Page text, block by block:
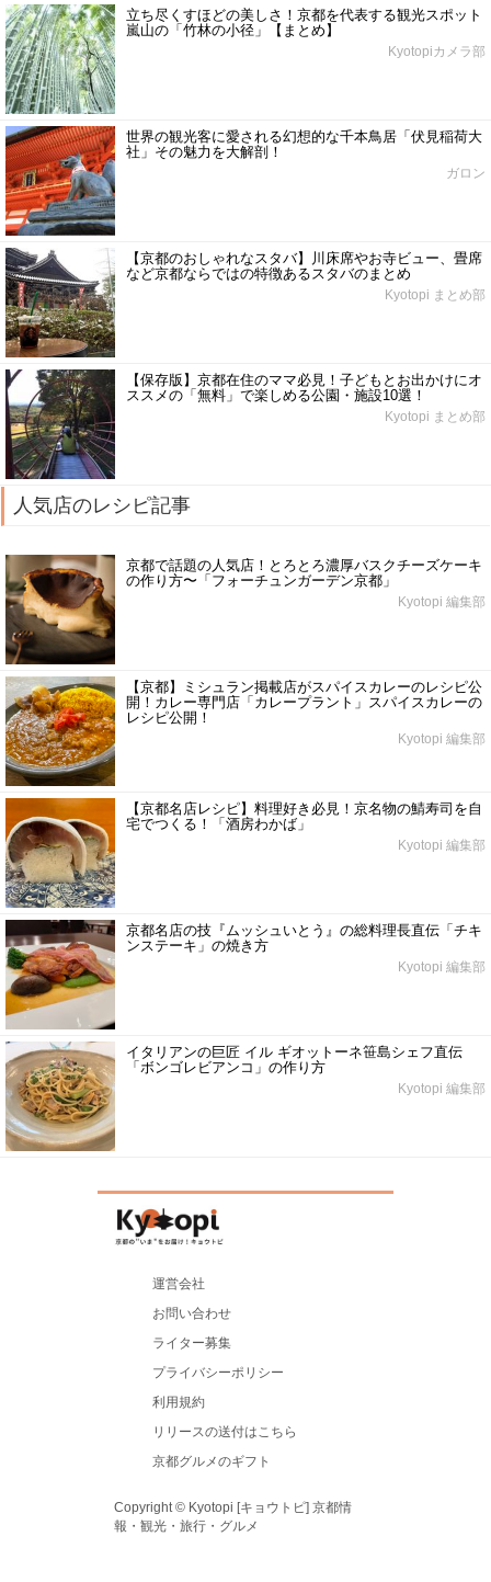
立ち尽くすほどの美しさ！京都を代表する観光スポット
嵐山の「竹林の小径」【まとめ】
Kyotopiカメラ部
世界の観光客に愛される幻想的な千本鳥居「伏見稲荷大
社」その魅力を大解剖！
ガロン
【京都のおしゃれなスタバ】川床席やお寺ビュー、畳席
など京都ならではの特徴あるスタバのまとめ
Kyotopi まとめ部
【保存版】京都在住のママ必見！子どもとお出かけにオ
ススメの「無料」で楽しめる公園・施設10選！
Kyotopi まとめ部
人気店のレシピ記事
京都で話題の人気店！とろとろ濃厚バスクチーズケーキ
の作り方〜「フォーチュンガーデン京都」
Kyotopi 編集部
【京都】ミシュラン掲載店がスパイスカレーのレシピ公
開！カレー専門店「カレープラント」スパイスカレーの
レシピ公開！
Kyotopi 編集部
【京都名店レシピ】料理好き必見！京名物の鯖寿司を自
宅でつくる！「酒房わかば」
Kyotopi 編集部
京都名店の技『ムッシュいとう』の総料理長直伝「チキ
ンステーキ」の焼き方
Kyotopi 編集部
イタリアンの巨匠 イル ギオットーネ笹島シェフ直伝
「ボンゴレビアンコ」の作り方
Kyotopi 編集部
運営会社
お問い合わせ
ライター募集
プライバシーポリシー
利用規約
リリースの送付はこちら
京都グルメのギフト
Copyright © Kyotopi [キョウトピ] 京都情
報・観光・旅行・グルメ